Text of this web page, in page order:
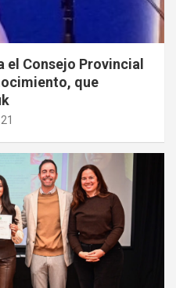
el Consejo Provincial
que